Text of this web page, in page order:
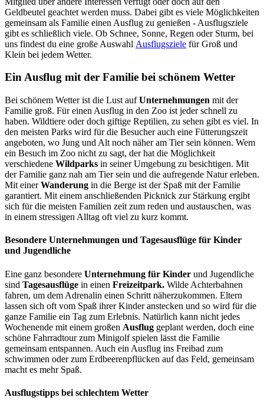
Geldbeutel geachtet werden muss. Dabei gibt es viele Möglichkeiten
gemeinsam als Familie einen Ausflug zu genießen - Ausflugsziele
gibt es schließlich viele. Ob Schnee, Sonne, Regen oder Sturm, bei
uns findest du eine große Auswahl Ausflugsziele für Groß und
Klein bei jedem Wetter.
Ein Ausflug mit der Familie bei schönem Wetter
Bei schönem Wetter ist die Lust aufUnternehmungen mit der
Familie groß. Für einen Ausflug in den Zoo ist jeder schnell zu
haben. Wildtiere oder doch giftige Reptilien, zu sehen gibt es viel. In
den meisten Parks wird für die Besucher auch eine Fütterungszeit
angeboten, wo Jung und Alt noch näher am Tier sein können. Wem
ein Besuch im Zoo nicht zu sagt, der hat die Möglichkeit
verschiedene Wildparks in seiner Umgebung zu besichtigen. Mit
der Familie ganz nah am Tier sein und die aufregende Natur erleben.
Mit einerWanderung in die Berge ist der Spaß mit der Familie
garantiert. Mit einem anschließenden Picknick zur Stärkung ergibt
sich für die meisten Familien zeit zum reden und austauschen, was
in einem stressigen Alltag oft viel zu kurz kommt.
Besondere Unternehmungen und Tagesausflüge für Kinder
und Jugendliche
Eine ganz besondere Unternehmung für Kinder und Jugendliche
sind Tagesausflüge in einen Freizeitpark. Wilde Achterbahnen
fahren, um dem Adrenalin einen Schritt näherzukommen. Eltern
lassen sich oft vom Spaß ihrer Kinder anstecken und so wird für die
ganze Familie ein Tag zum Erlebnis. Natürlich kann nicht jedes
Wochenende mit einem großen Ausflug geplant werden, doch eine
schöne Fahrradtour zum Minigolf spielen lässt die Familie
gemeinsam entspannen. Auch ein Ausflug ins Freibad zum
schwimmen oder zum Erdbeerenpflücken auf das Feld, gemeinsam
macht es mehr Spaß.
Ausflugstipps bei schlechtem Wetter